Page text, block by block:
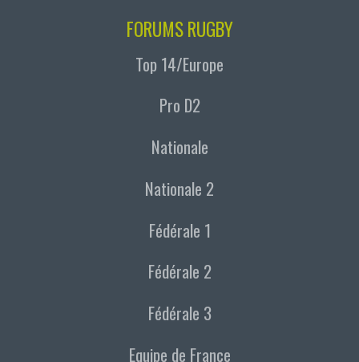
FORUMS RUGBY
Top 14/Europe
Pro D2
Nationale
Nationale 2
Fédérale 1
Fédérale 2
Fédérale 3
Equipe de France